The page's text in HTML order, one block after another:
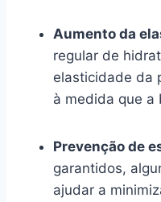
Aumento da
regular de
elasticidade da
à medida que a
Prevenção de
garantidos,
ajudar a